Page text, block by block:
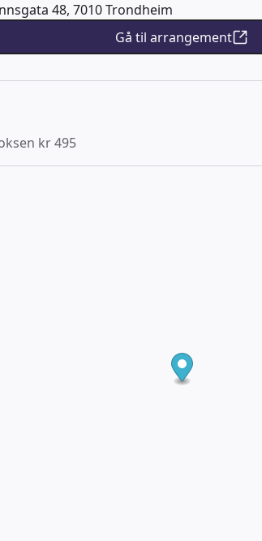
48, 7010 Trondheim
Gå til arrangement
kr 495